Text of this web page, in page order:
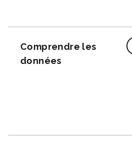
Comprendre les
données